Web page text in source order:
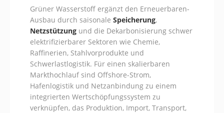
Grüner Wasserstoff ergänzt den Erneuerbaren-
Ausbau durch saisonale Speicherung,
Netzstützung und die Dekarbonisierung schwer
elektrifizierbarer Sektoren wie Chemie,
Raffinerien, Stahlvorprodukte und
Schwerlastlogistik. Für einen skalierbaren
Markthochlauf sind Offshore-Strom,
Hafenlogistik und Netzanbindung zu einem
integrierten Wertschöpfungssystem zu
verknüpfen, das Produktion, Import, Transport,